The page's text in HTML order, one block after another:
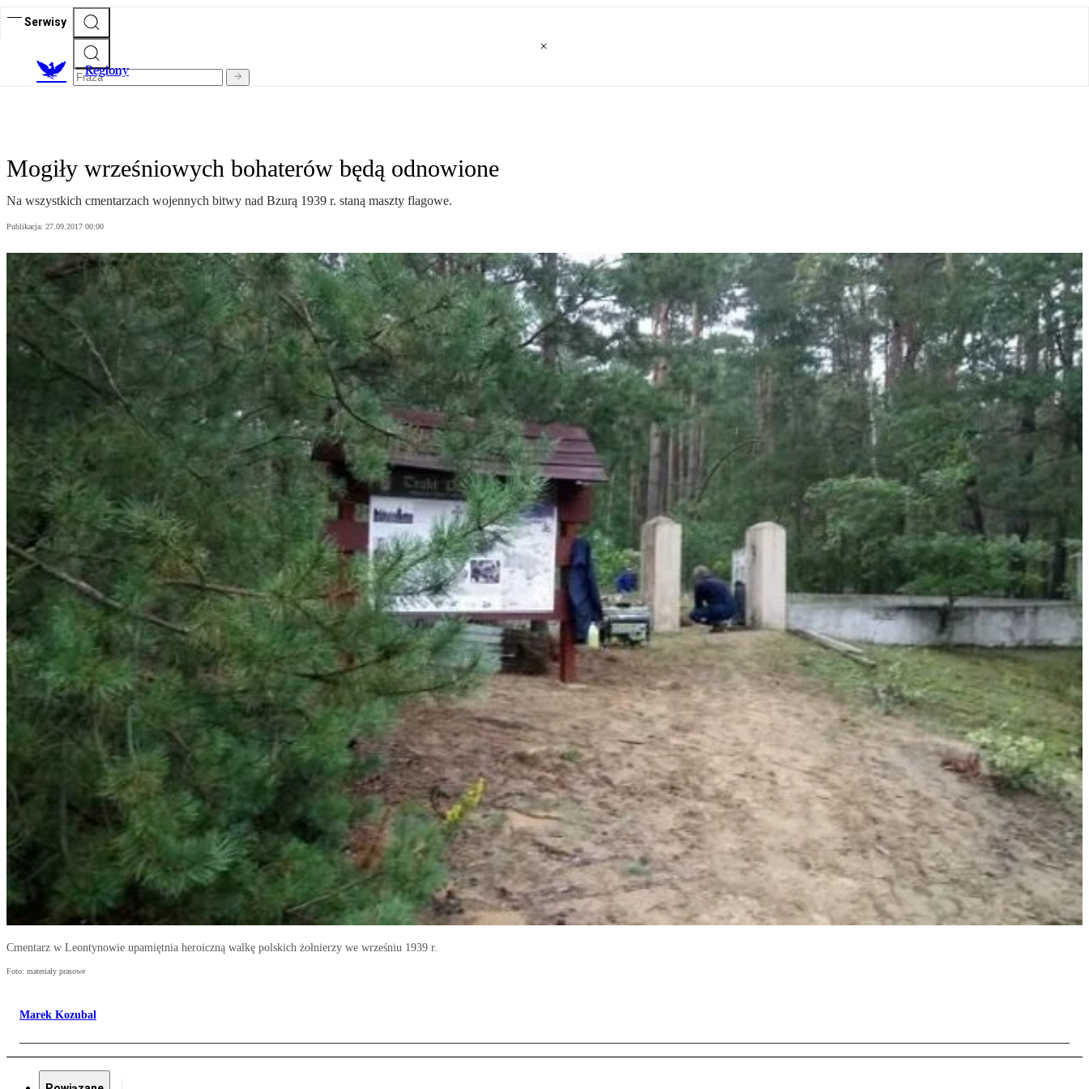
Serwisy
Regiony
Mogiły wrześniowych bohaterów będą odnowione
Na wszystkich cmentarzach wojennych bitwy nad Bzurą 1939 r. staną maszty flagowe.
Publikacja: 27.09.2017 00:00
Cmentarz w Leontynowie upamiętnia heroiczną walkę polskich żołnierzy we wrześniu 1939 r.
Foto: materiały prasowe
Marek Kozubal